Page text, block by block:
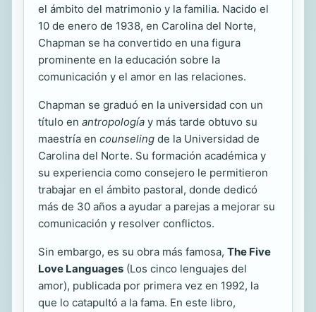
el ámbito del matrimonio y la familia. Nacido el
10 de enero de 1938, en Carolina del Norte,
Chapman se ha convertido en una figura
prominente en la educación sobre la
comunicación y el amor en las relaciones.
Chapman se graduó en la universidad con un
título en antropología y más tarde obtuvo su
maestría en counseling de la Universidad de
Carolina del Norte. Su formación académica y
su experiencia como consejero le permitieron
trabajar en el ámbito pastoral, donde dedicó
más de 30 años a ayudar a parejas a mejorar su
comunicación y resolver conflictos.
Sin embargo, es su obra más famosa, The Five
Love Languages (Los cinco lenguajes del
amor), publicada por primera vez en 1992, la
que lo catapultó a la fama. En este libro,